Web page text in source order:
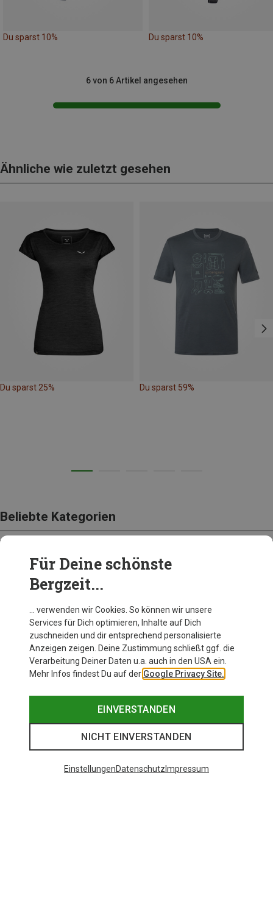
Du sparst 10% Du sparst 10%
6 von 6 Artikel angesehen
Ähnliche wie zuletzt gesehen
Du sparst 25% Du sparst 59%
Beliebte Kategorien
BEKLEIDUNG
Für Deine schönste
Bergzeit...
… verwenden wir Cookies. So können wir unsere
Services für Dich optimieren, Inhalte auf Dich
zuschneiden und dir entsprechend personalisierte
Anzeigen zeigen. Deine Zustimmung schließt ggf. die
Verarbeitung Deiner Daten u.a. auch in den USA ein.
Mehr Infos findest Du auf der Google Privacy Site.
EINVERSTANDEN
NICHT EINVERSTANDEN
EinstellungenDatenschutz Impressum